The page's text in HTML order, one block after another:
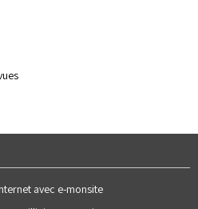
avec e-monsite